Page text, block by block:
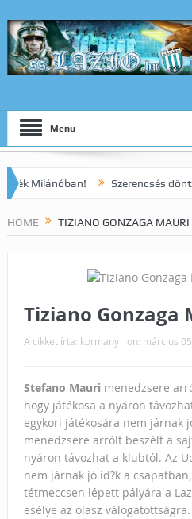
Menu
Szerencsés döntetlen
HOME TIZIANO GONZAGA MAURI
Tiziano Gonzaga
A cikket írta: kormany on: március
Stefano Mauri menedzsere
hogy játékosa a nyáron
egykori játékosára nem járnak
menedzsere arrólt beszélt a
nyáron távozhat a klubtól. Az
nem járnak jó id?k a
tétmeccsen lépett pályára a
esélye az olasz